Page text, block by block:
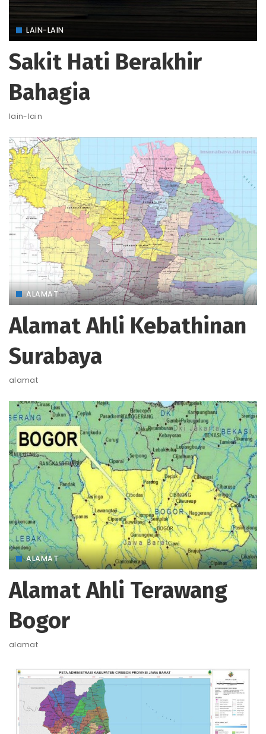
LAIN-LAIN
Sakit Hati Berakhir
Bahagia
lain-lain
ALAMAT
Alamat Ahli Kebathinan
Surabaya
alamat
ALAMAT
Alamat Ahli Terawang
Bogor
alamat